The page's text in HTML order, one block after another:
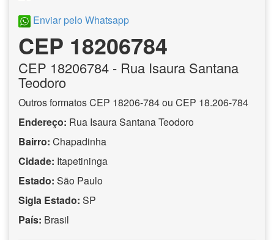
Enviar pelo Whatsapp
CEP 18206784
CEP 18206784 - Rua Isaura Santana
Teodoro
Outros formatos CEP 18206-784 ou CEP 18.206-784
Endereço: Rua Isaura Santana Teodoro
Bairro: Chapadinha
Cidade: Itapetininga
Estado: São Paulo
Sigla Estado: SP
País: Brasil